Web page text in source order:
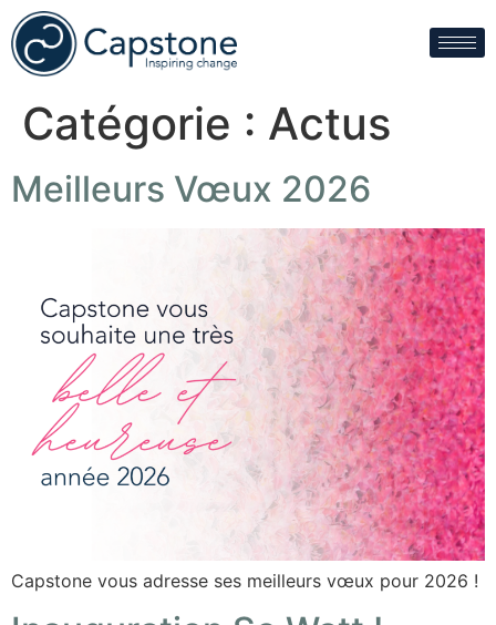
Catégorie : Actus
Meilleurs Vœux 2026
Capstone vous adresse ses meilleurs vœux pour 2026 !